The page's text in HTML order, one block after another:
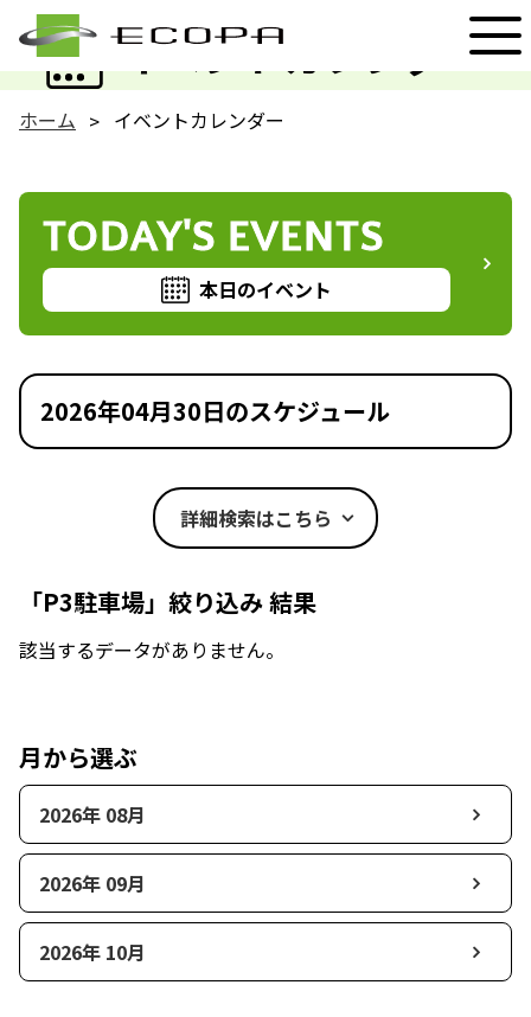
イベントカレンダー
EVENT
ホーム イベントカレンダー
TODAY'S EVENTS
本日のイベント
2026年04月30日のスケジュール
詳細検索はこちら
「P3駐車場」絞り込み 結果
該当するデータがありません。
月から選ぶ
2026年 08月
2026年 09月
2026年 10月